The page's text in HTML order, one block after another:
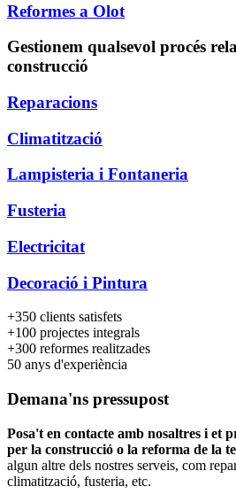
Reformes a Olot
Gestionem qualsevol procés
construcció
Reparacions
Climatització
Lampisteria i Fontaneria
Fusteria
Electricitat
Decoració i Pintura
+350 clients satisfets
+100 projectes integrals
+300 reformes realitzades
50 anys d'experiència
Demana'ns pressupost
Posa't en contacte amb nosaltres i et
per la construcció o la reforma de la
algun altre dels nostres serveis, com
climatització, fusteria, etc.